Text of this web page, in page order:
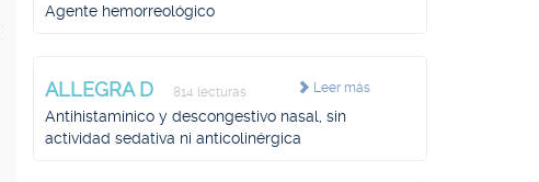
Agente hemorreológico
Leer más
ALLEGRA D 814 lecturas
Antihistamínico y descongestivo nasal, sin
actividad sedativa ni anticolinérgica